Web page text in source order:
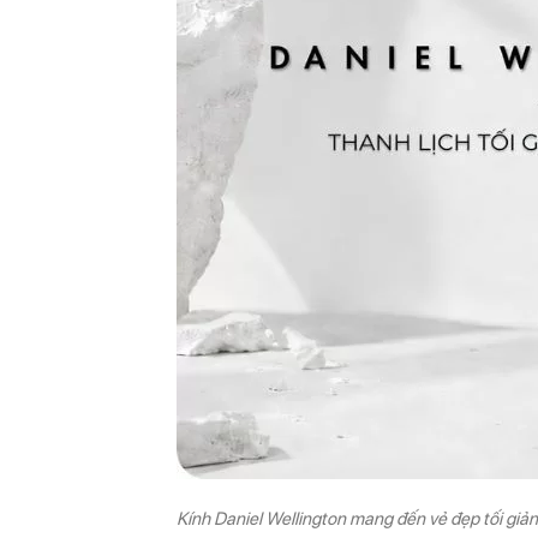
Kính Daniel Wellington mang đến vẻ đẹp tối